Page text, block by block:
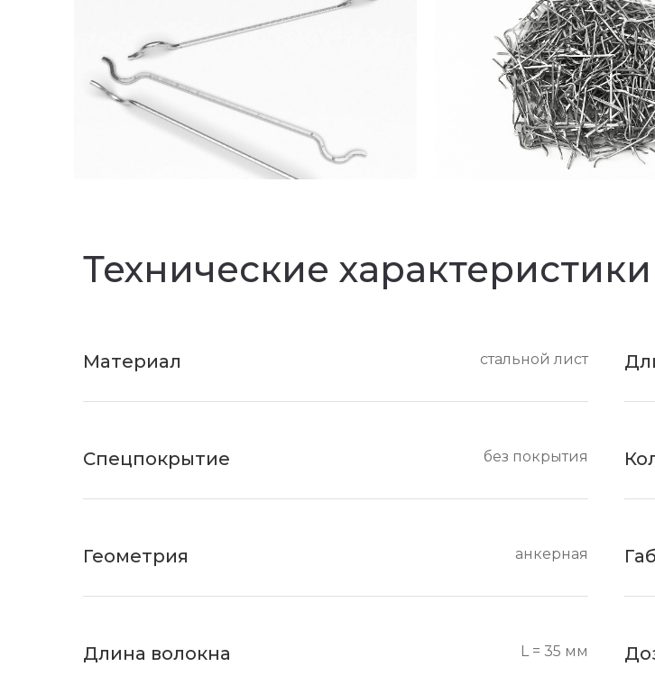
Технические характеристики
Материал стальной лист
Спецпокрытие без покрытия
Геометрия анкерная
Длина волокна L = 35 мм